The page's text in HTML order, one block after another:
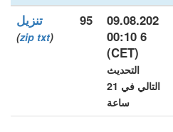
09.08.202
6 00:10
(CET)
التحديث
التالي في 21
ساعة
95 تنزيل
(
zip txt
)